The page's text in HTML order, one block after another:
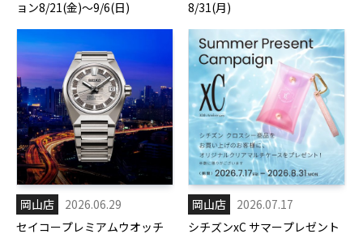
ョン8/21(金)～9/6(日)
8/31(月)
岡山店
2026.06.29
セイコープレミアムウオッチ
岡山店
2026.07.17
シチズンxC サマープレゼント